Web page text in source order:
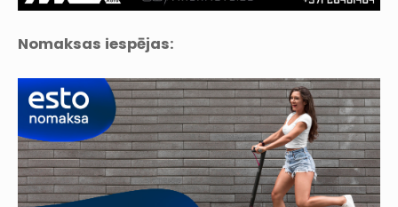
Nomaksas iespējas: